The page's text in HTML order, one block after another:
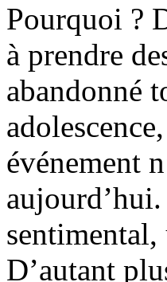
Pourquoi ?
à prendre
abandonné
événement
D’autant